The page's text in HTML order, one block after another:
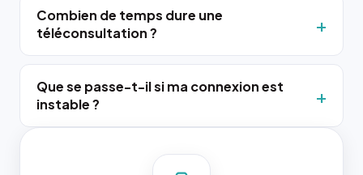
Combien de temps dure une
téléconsultation ?
Que se passe-t-il si ma connexion est
instable ?